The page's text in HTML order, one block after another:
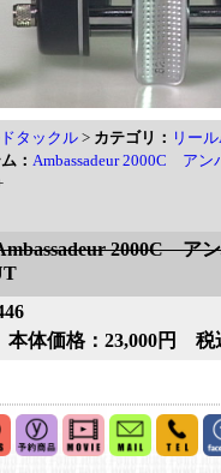
タックル > カテゴリ： リー
： Ambassadeur 2000C アン
2000C ア
本体価格：23,000円 税